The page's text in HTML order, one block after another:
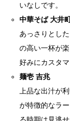
いなしです。
中華そば 大井
あっさりとし
の高い一杯が
好みにカスタマ
麺壱 吉兆
上品な出汁が
が特徴的なラ